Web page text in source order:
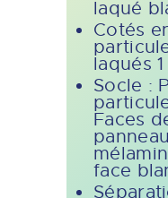
laqué
Cotés
laqués
Socle :
Faces
face